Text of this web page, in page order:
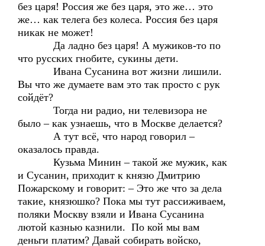
без царя! Россия же без царя, это же… это
же… как телега без колеса. Россия без царя
никак не может!
Да ладно без царя! А мужиков-то по
что русских гнобите, сукины дети.
Ивана Сусанина вот жизни лишили.
Вы что же думаете вам это так просто с рук
сойдёт?
Тогда ни радио, ни телевизора не
было – как узнаешь, что в Москве делается?
А тут всё, что народ говорил –
оказалось правда.
Кузьма Минин – такой же мужик, как
и Сусанин, приходит к князю Дмитрию
Пожарскому и говорит: – Это же что за дела
такие, князюшко? Пока мы тут рассиживаем,
поляки Москву взяли и Ивана Сусанина
лютой казнью казнили. По кой мы вам
деньги платим? Давай собирать войско,